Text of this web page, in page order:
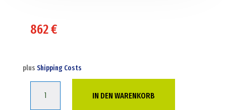
862€
plus Shipping Costs
IN DEN WARENKORB